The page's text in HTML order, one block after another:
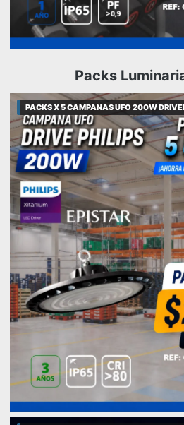
Packs
PACKS X 5 CAMPANAS UFO 200W